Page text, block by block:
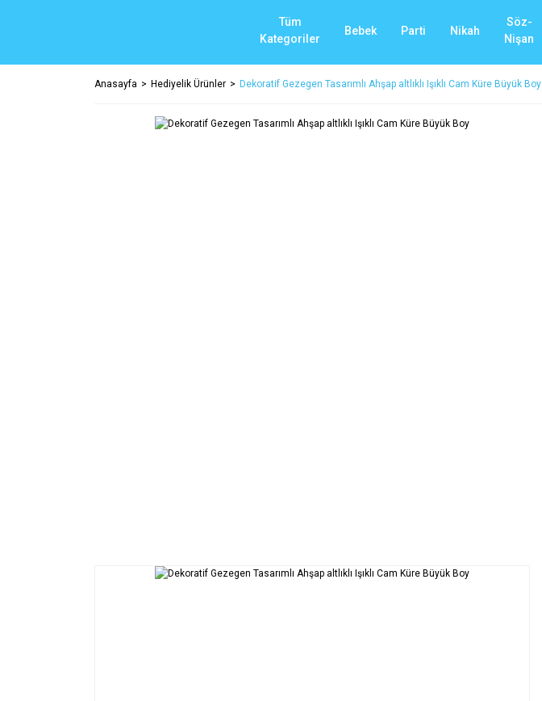
Tüm
Kategoriler
Bebek Parti Nikah
Söz-
Nişan
Anasayfa Hediyelik Ürünler Dekoratif Gezegen Tasarımlı Ahşap altlıklı Işıklı Cam Küre Büyük Boy